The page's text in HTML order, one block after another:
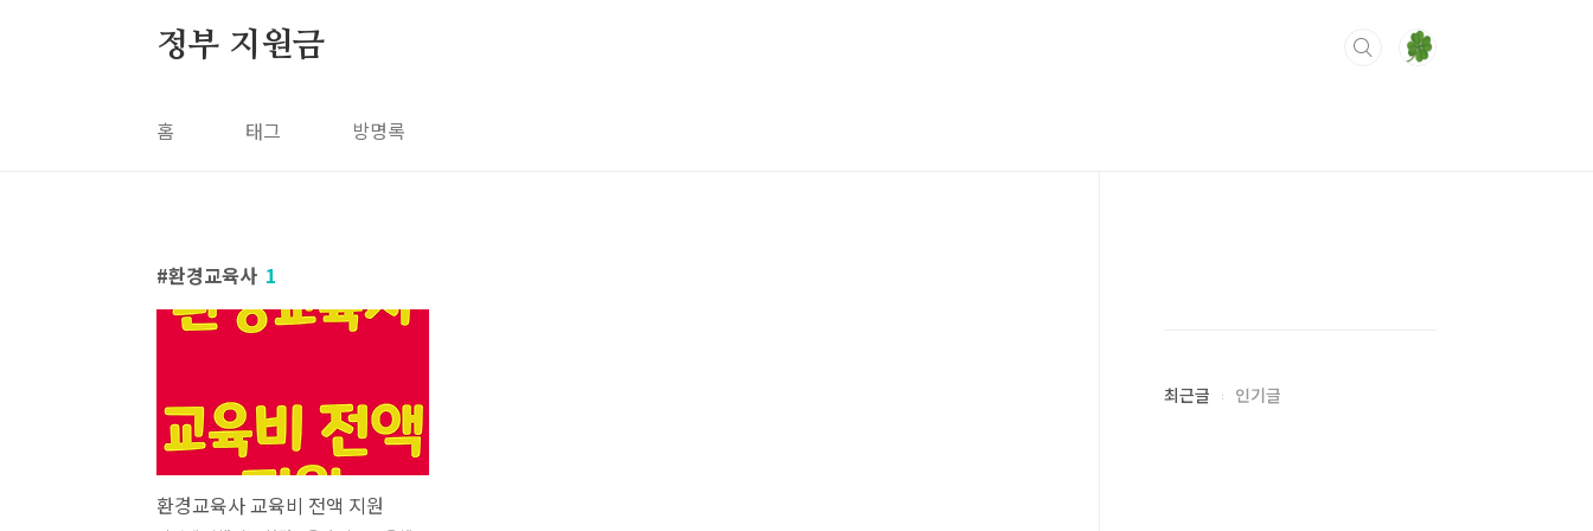
정부 지원금
홈 태그 방명록
환경교육사 1
환경교육사 교육비 전액 지원
최근글 인기글